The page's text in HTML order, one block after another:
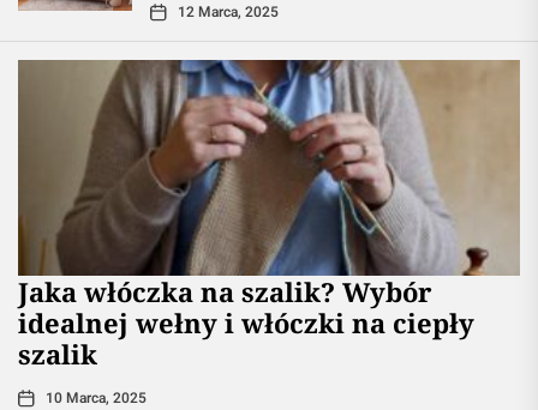
12 Marca, 2025
Jaka włóczka na szalik? Wybór
idealnej wełny i włóczki na ciepły
szalik
10 Marca, 2025